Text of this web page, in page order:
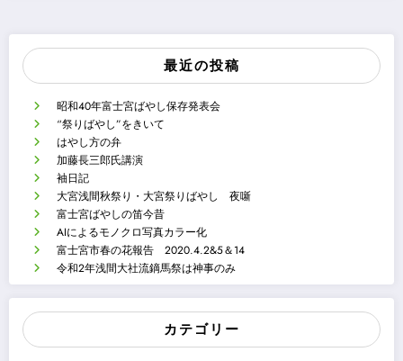
最近の投稿
昭和40年富士宮ばやし保存発表会
“祭りばやし”をきいて
はやし方の弁
加藤長三郎氏講演
袖日記
大宮浅間秋祭り・大宮祭りばやし 夜噺
富士宮ばやしの笛今昔
AIによるモノクロ写真カラー化
富士宮市春の花報告 2020.4.2&5＆14
令和2年浅間大社流鏑馬祭は神事のみ
カテゴリー